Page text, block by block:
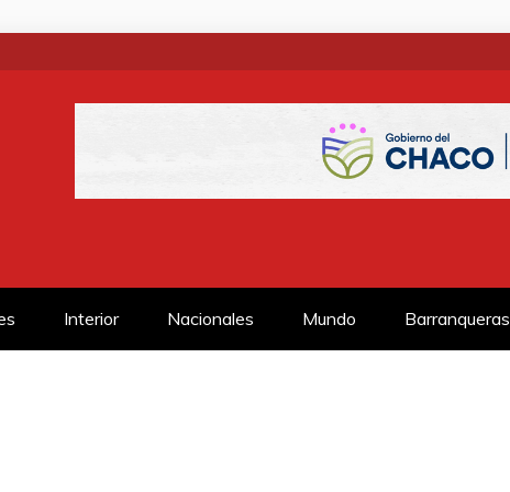
Interior Nacionales Mundo Barranqueras